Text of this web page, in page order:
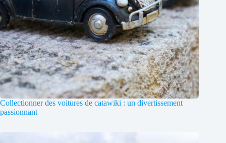
Collectionner des voitures de catawiki : un divertissement
passionnant